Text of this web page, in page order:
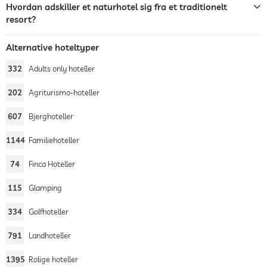
Hvordan adskiller et naturhotel sig fra et traditionelt
resort?
Alternative hoteltyper
332 Adults only hoteller
202 Agriturismo-hoteller
607 Bjerghoteller
1144 Familiehoteller
74 Finca Hoteller
115 Glamping
334 Golfhoteller
791 Landhoteller
1395 Rolige hoteller